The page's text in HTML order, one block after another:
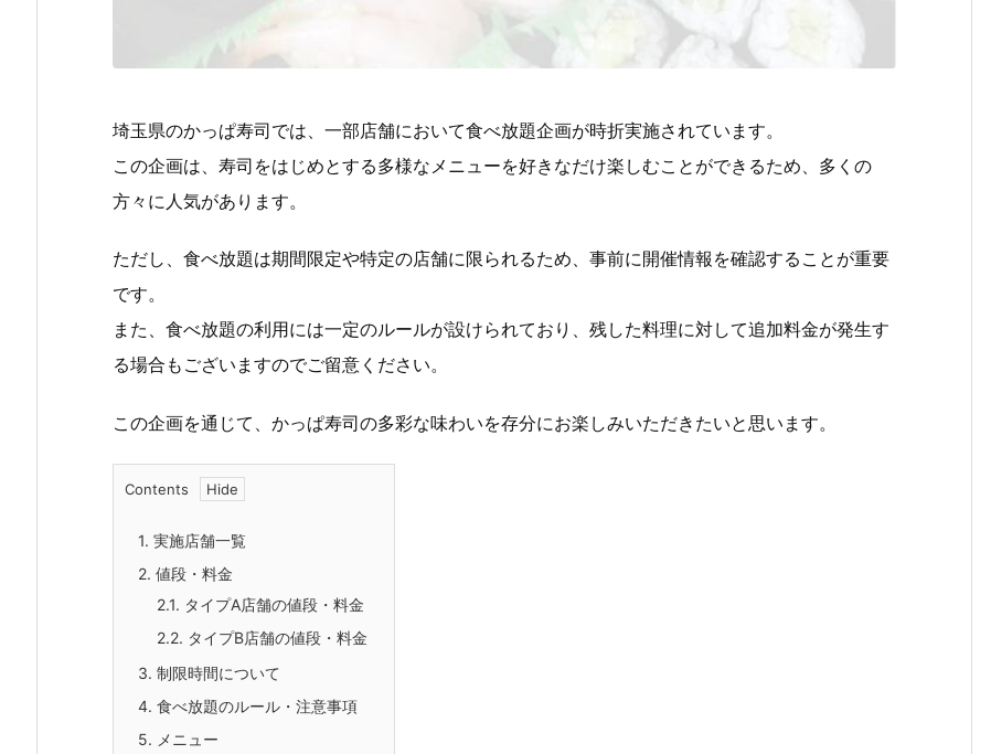
埼玉県のかっぱ寿司では、一部店舗において食べ放題企画が時折実施されています。
この企画は、寿司をはじめとする多様なメニューを好きなだけ楽しむことができるため、多くの
方々に人気があります。
ただし、食べ放題は期間限定や特定の店舗に限られるため、事前に開催情報を確認することが重要
です。
また、食べ放題の利用には一定のルールが設けられており、残した料理に対して追加料金が発生す
る場合もございますのでご留意ください。
この企画を通じて、かっぱ寿司の多彩な味わいを存分にお楽しみいただきたいと思います。
Contents
1. 実施店舗一覧
2. 値段・料金
2.1. タイプA店舗の値段・料金
2.2. タイプB店舗の値段・料金
3. 制限時間について
4. 食べ放題のルール・注意事項
5. メニュー